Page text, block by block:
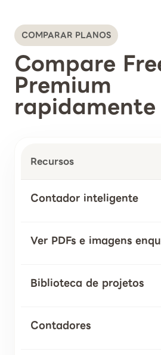
COMPARAR PLANOS
Compare
Premium
rapidamente
Recursos
Contador inteligente
Ver PDFs e imagens
Biblioteca de projetos
Contadores